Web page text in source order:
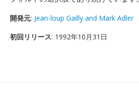
開発元: Jean-loup Gailly and Mark Adler
初回リリース: 1992年10月31日